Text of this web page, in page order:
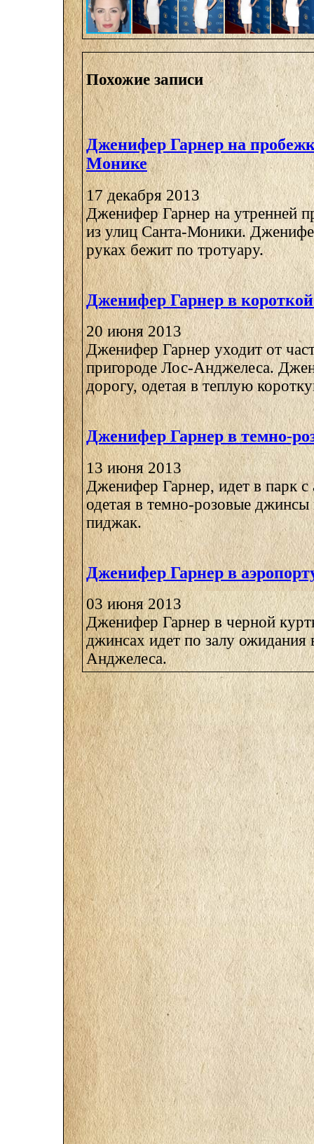
Похожие записи
Дженифер Гарнер на
Монике
17 декабря 2013
Дженифер Гарнер на утренней
из улиц Санта-Моники.
руках бежит по тротуару.
Дженифер Гарнер в
20 июня 2013
Дженифер Гарнер уходит от
пригороде Лос-Анджелеса.
дорогу, одетая в теплую
Дженифер Гарнер в темно-
13 июня 2013
Дженифер Гарнер, идет в парк с
одетая в темно-розовые
пиджак.
Дженифер Гарнер в
03 июня 2013
Дженифер Гарнер в черной
джинсах идет по залу ожидания
Анджелеса.